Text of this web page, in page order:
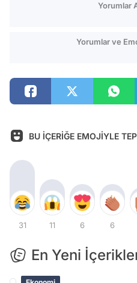
Yorumlar
Yorumlar ve
BU İÇERİĞE EMOJİYLE
31 11 6 6
En Yeni